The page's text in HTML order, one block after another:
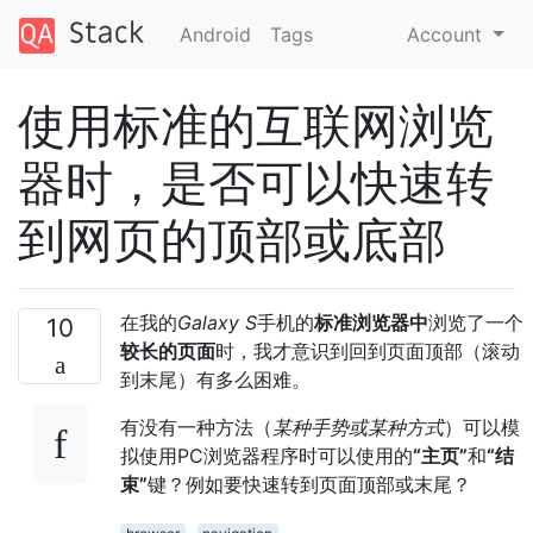
Android Tags Account
使用标准的互联网浏览
器时，是否可以快速转
到网页的顶部或底部
10 在我的Galaxy S手机的标准浏览器中浏览了一个
较长的页面时，我才意识到回到页面顶部（滚动
到末尾）有多么困难。
有没有一种方法（某种手势或某种方式）可以模
拟使用PC浏览器程序时可以使用的“主页”和“结
束”键？例如要快速转到页面顶部或末尾？